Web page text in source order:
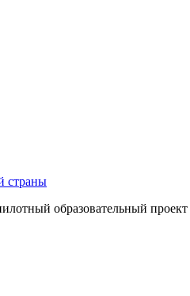
страны
образовательный